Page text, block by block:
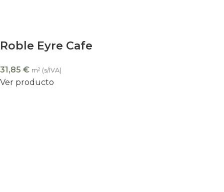
Roble Eyre Cafe
31,85 € m² (s/IVA)
Ver producto